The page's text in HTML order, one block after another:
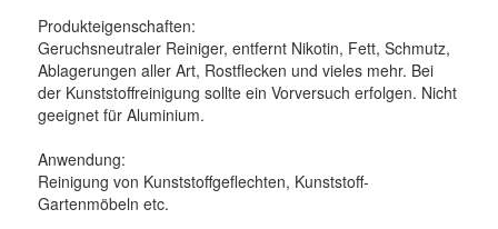
Produkteigenschaften:
Geruchsneutraler Reiniger, entfernt Nikotin, Fett, Schmutz,
Ablagerungen aller Art, Rostflecken und vieles mehr. Bei
der Kunststoffreinigung sollte ein Vorversuch erfolgen. Nicht
geeignet für Aluminium.
Anwendung:
Reinigung von Kunststoffgeflechten, Kunststoff-
Gartenmöbeln etc.